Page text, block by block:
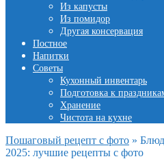
Из капусты
Из помидор
Другая консервация
Постное
Напитки
Советы
Кухонный инвентарь
Подготовка к
Хранение
Чистота на кухне
Пошаговый рецепт с фото »
2025: лучшие рецепты с фото